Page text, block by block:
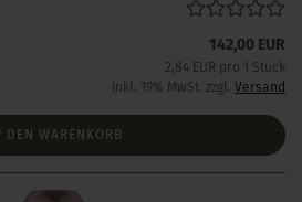
142,00 EUR
2,84 EUR pro 1 Stück
inkl. 19% MwSt. zzgl. Versand
DEN WARENKORB